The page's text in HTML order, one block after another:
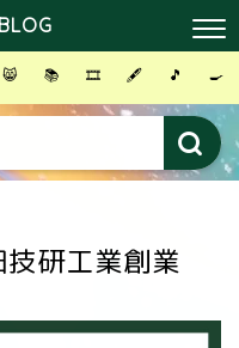
😸 📚 🎞 🖋 🎵 🍳
技研工業創業